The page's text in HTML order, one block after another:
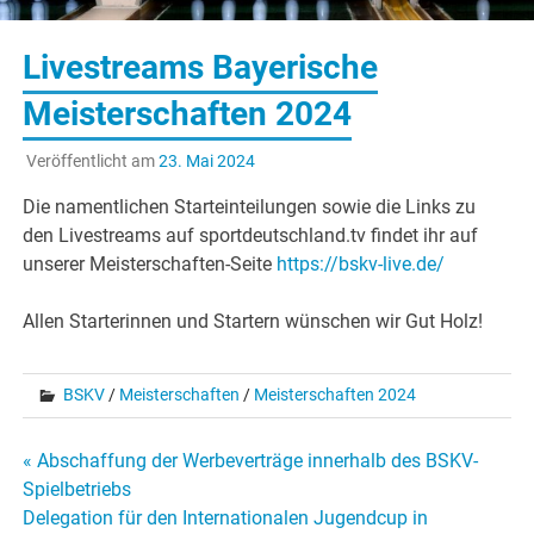
Livestreams Bayerische
Meisterschaften 2024
Veröffentlicht am23. Mai 2024
Die namentlichen Starteinteilungen sowie die Links zu
den Livestreams auf sportdeutschland.tv findet ihr auf
unserer Meisterschaften-Seite https://bskv-live.de/
Allen Starterinnen und Startern wünschen wir Gut Holz!
BSKV/ Meisterschaften / Meisterschaften 2024
Beitragsnavigation
« Abschaffung der Werbeverträge innerhalb des BSKV-
Spielbetriebs
Delegation für den Internationalen Jugendcup in